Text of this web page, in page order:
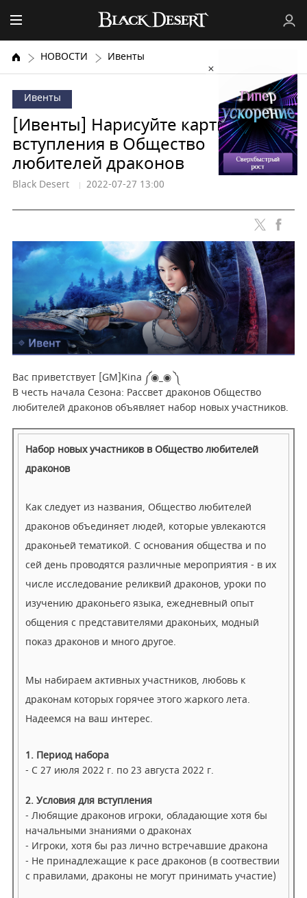
НОВОСТИ Ивенты
Ивенты
[Ивенты] Нарисуйте картину для
вступления в Общество
любителей драконов
Black Desert 2022-07-27 13:00
Вас приветствует [GM]Kina ༼◉_◉ ༽
В честь начала Сезона: Рассвет драконов Общество
любителей драконов объявляет набор новых участников.
Набор новых участников в Общество любителей
драконов
Как следует из названия, Общество любителей
драконов объединяет людей, которые увлекаются
драконьей тематикой. С основания общества и по
сей день проводятся различные мероприятия - в их
числе исследование реликвий драконов, уроки по
изучению драконьего языка, ежедневный опыт
общения с представителями драконьих, модный
показ драконов и много другое.
Мы набираем активных участников, любовь к
драконам которых горячее этого жаркого лета.
Надеемся на ваш интерес.
1. Период набора
- С 27 июля 2022 г. по 23 августа 2022 г.
2. Условия для вступления
- Любящие драконов игроки, обладающие хотя бы
начальными знаниями о драконах
- Игроки, хотя бы раз лично встречавшие дракона
- Не принадлежащие к расе драконов (в соотвествии
с правилами, драконы не могут принимать участие)